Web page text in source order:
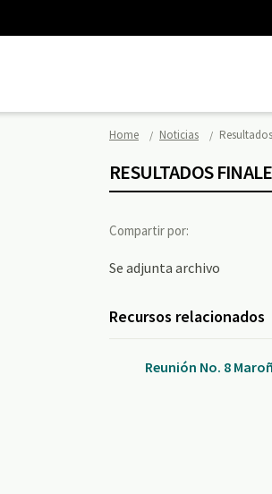
Home Noticias
RESULTADOS
Compartir por:
Se adjunta archivo
Recursos relacionados
Reunión No. 8